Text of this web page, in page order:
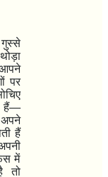
गुस्से
पर
हैं—
अपने
हैं
में
तो